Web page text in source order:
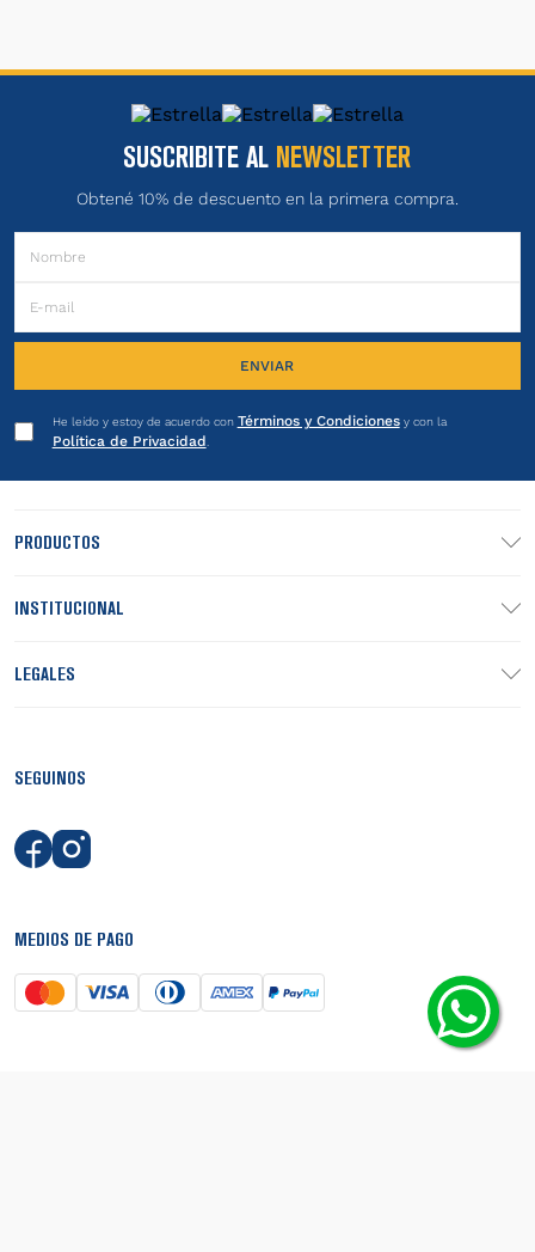
SUSCRIBITE AL NEWSLETTER
Obtené 10% de descuento en la primera compra.
ENVIAR
He leído y estoy de acuerdo con Términos y Condicionesy con la
Política de Privacidad
PRODUCTOS
INSTITUCIONAL
LEGALES
SEGUINOS
MEDIOS DE PAGO